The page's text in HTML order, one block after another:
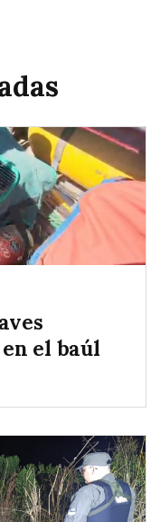
el baúl